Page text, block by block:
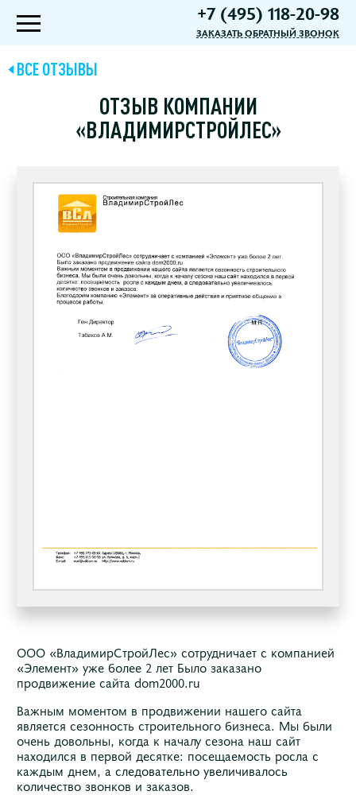
+7 (495) 118-20-98
ЗАКАЗАТЬ ОБРАТНЫЙ ЗВОНОК
ВСЕ ОТЗЫВЫ
ОТЗЫВ КОМПАНИИ
«ВЛАДИМИРСТРОЙЛЕС»
ООО «ВладимирСтройЛес» сотрудничает с компанией
«Элемент» уже более 2 лет Было заказано
продвижение сайта dom2000.ru
Важным моментом в продвижении нашего сайта
является сезонность строительного бизнеса. Мы были
очень довольны, когда к началу сезона наш сайт
находился в первой десятке: посещаемость росла с
каждым днем, а следовательно увеличивалось
количество звонков и заказов.